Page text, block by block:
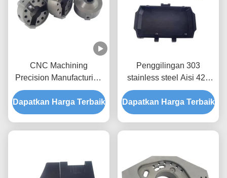
CNC Machining
Precision Manufacturing
Prototype Machining dan
Desain
Dapatkan Harga Terbaik
Penggilingan 303
stainless steel Aisi 420
Machining Layanan
pemesinan prototipe
Dapatkan Harga Terbaik